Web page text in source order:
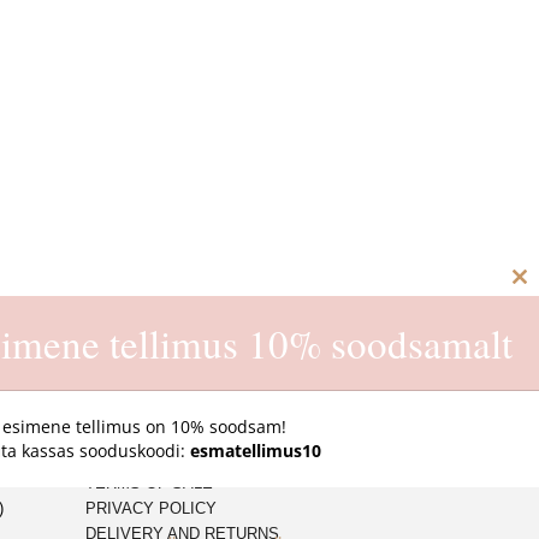
ONLINE STORE
PRIVACY POLICY
DELIVERY AND RETURNS
tellimus 10% soodsamalt
tellimus on 10% soodsam!
kassas sooduskoodi: esmatellimus10